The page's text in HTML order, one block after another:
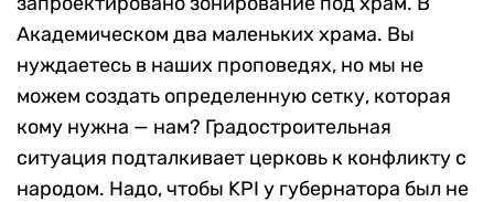
Академическом два маленьких храма. Вы
нуждаетесь в наших проповедях, но мы не
можем создать определенную сетку, которая
кому нужна — нам? Градостроительная
ситуация подталкивает церковь к конфликту с
народом. Надо, чтобы KPI у губернатора был не